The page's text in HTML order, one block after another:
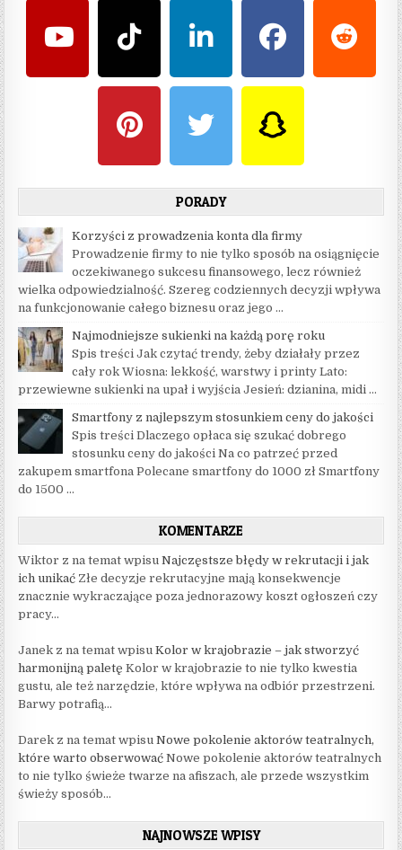
PORADY
Korzyści z prowadzenia konta dla firmy
Prowadzenie firmy to nie tylko sposób na osiągnięcie
oczekiwanego sukcesu finansowego, lecz również
wielka odpowiedzialność. Szereg codziennych decyzji wpływa
na funkcjonowanie całego biznesu oraz jego …
Najmodniejsze sukienki na każdą porę roku
Spis treści Jak czytać trendy, żeby działały przez
cały rok Wiosna: lekkość, warstwy i printy Lato:
przewiewne sukienki na upał i wyjścia Jesień: dzianina, midi …
Smartfony z najlepszym stosunkiem ceny do jakości
Spis treści Dlaczego opłaca się szukać dobrego
stosunku ceny do jakości Na co patrzeć przed
zakupem smartfona Polecane smartfony do 1000 zł Smartfony
do 1500 …
KOMENTARZE
Wiktor z na temat wpisuNajczęstsze błędy w rekrutacji i jak
ich unikać Złe decyzje rekrutacyjne mają konsekwencje
znacznie wykraczające poza jednorazowy koszt ogłoszeń czy
pracy...
Janek z na temat wpisuKolor w krajobrazie – jak stworzyć
harmonijną paletę Kolor w krajobrazie to nie tylko kwestia
gustu, ale też narzędzie, które wpływa na odbiór przestrzeni.
Barwy potrafią...
Darek z na temat wpisuNowe pokolenie aktorów teatralnych,
które warto obserwować Nowe pokolenie aktorów teatralnych
to nie tylko świeże twarze na afiszach, ale przede wszystkim
świeży sposób...
NAJNOWSZE WPISY